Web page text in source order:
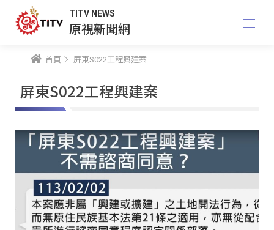
TITV NEWS
原視新聞網
首頁 屏東S022工程興建案
屏東S022工程興建案